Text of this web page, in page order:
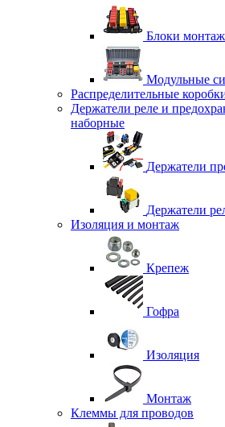
Блоки
Модульные
Распределительные
Держатели реле и
наборные
Держатели
Держатели
Изоляция и монтаж
Крепеж
Гофра
Изоляция
Монтаж
Клеммы для проводов